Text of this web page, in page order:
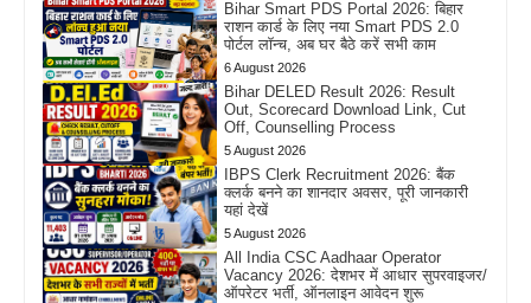
Bihar Smart PDS Portal 2026: बिहार
राशन कार्ड के लिए नया Smart PDS 2.0
पोर्टल लॉन्च, अब घर बैठे करें सभी काम
6 August 2026
Bihar DELED Result 2026: Result
Out, Scorecard Download Link, Cut
Off, Counselling Process
5 August 2026
IBPS Clerk Recruitment 2026: बैंक
क्लर्क बनने का शानदार अवसर, पूरी जानकारी
यहां देखें
5 August 2026
All India CSC Aadhaar Operator
Vacancy 2026: देशभर में आधार सुपरवाइजर/
ऑपरेटर भर्ती, ऑनलाइन आवेदन शुरू